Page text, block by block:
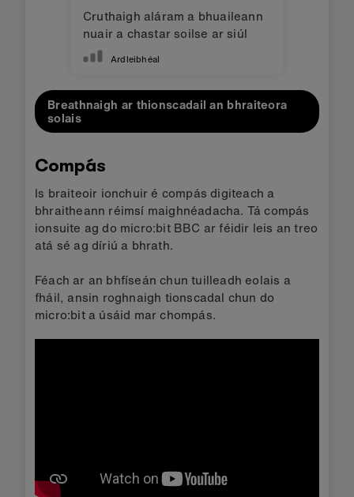
Cruthaigh aláram a bhuaileann
nuair a chastar soilse ar siúl
Ardleibhéal
Breathnaigh ar thionscadail an bhraiteora
solais
Compás
Is braiteoir ionchuir é compás digiteach a
bhraitheann réimsí maighnéadacha. Tá compás
ionsuite ag do micro:bit BBC ar féidir leis an treo
atá sé ag díriú a bhrath.
Féach ar an bhfíseán chun tuilleadh eolais a
fháil, ansin roghnaigh tionscadal chun do
micro:bit a úsáid mar chompás.